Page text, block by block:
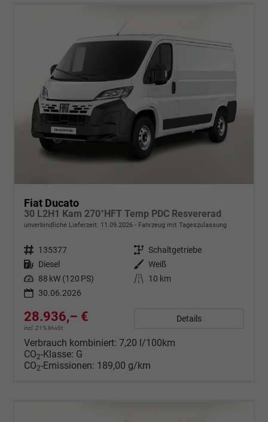
Fiat Ducato
30 L2H1 Kam 270°HFT Temp PDC Resvererad
unverbindliche Lieferzeit: 11.09.2026 Fahrzeug mit Tageszulassung
Fahrzeugnr. 135377 Getriebe Schaltgetriebe
Kraftstoff Diesel Außenfarbe Weiß
Leistung 88 kW (120 PS) Kilometerstand
10 km
30.06.2026
28.936,– €
incl. 21% MwSt.
Details
Verbrauch kombiniert: 7,20 l/100km
CO2-Klasse: G
CO2-Emissionen: 189,00 g/km